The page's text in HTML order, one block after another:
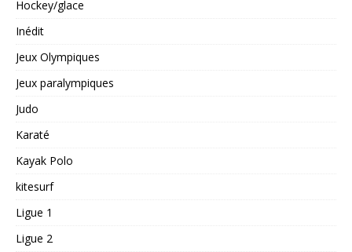
Hockey/glace
Inédit
Jeux Olympiques
Jeux paralympiques
Judo
Karaté
Kayak Polo
kitesurf
Ligue 1
Ligue 2